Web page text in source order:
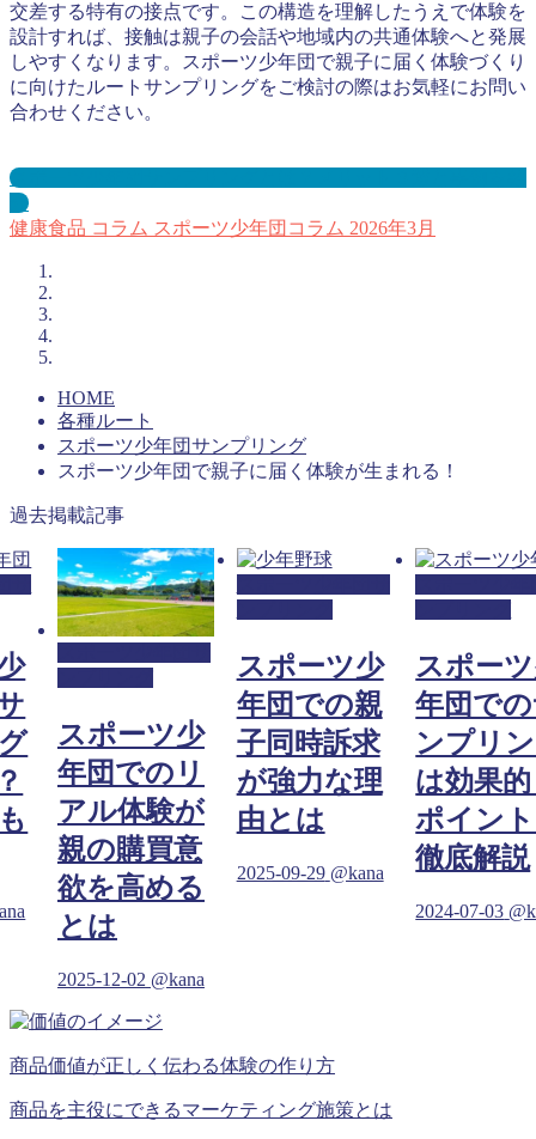
交差する特有の接点です。この構造を理解したうえで体験を
設計すれば、接触は親子の会話や地域内の共通体験へと発展
しやすくなります。スポーツ少年団で親子に届く体験づくり
に向けたルートサンプリングをご検討の際はお気軽にお問い
合わせください。
スポーツ少年団サンプリングとは？メリット３選と事例を紹
介
健康食品 コラム スポーツ少年団コラム 2026年3月
HOME
各種ルート
スポーツ少年団サンプリング
スポーツ少年団で親子に届く体験が生まれる！
過去掲載記事
スポーツ少
年団でのリ
アル体験が
親の購買意
欲を高める
とは
2025-12-02 @kana
スポーツ少
年団での親
子同時訴求
が強力な理
由とは
2025-09-29 @kana
スポー
年団で
ンプリ
は効果
ポイン
徹底解説
2024-07-03
商品価値が正しく伝わる体験の作り方
商品を主役にできるマーケティング施策とは